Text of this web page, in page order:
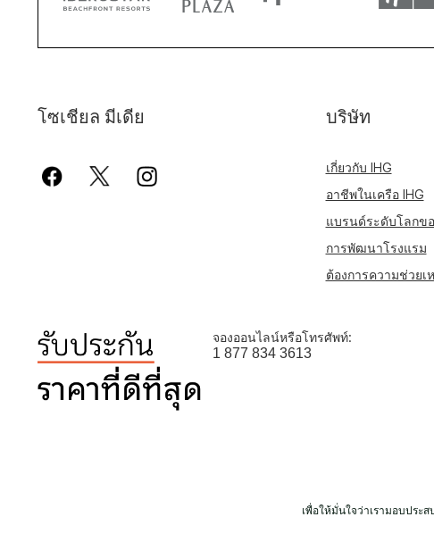
โซเชียล มีเดีย บริษัท
เกี่ยวกับ IHG
อาชีพในเครือ IHG
แบรนด์ระดับโลกขอ
การพัฒนาโรงแรม
ต้องการความช่วยเ
จองออนไลน์หรือโทรศัพท์:
1 877 834 3613
เพื่อให้มั่นใจว่าเรามอบปร